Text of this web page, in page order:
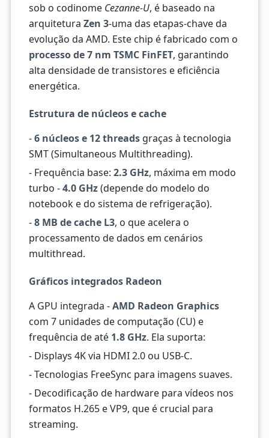
sob o codinome Cezanne-U, é baseado na
arquitetura Zen 3-uma das etapas-chave da
evolução da AMD. Este chip é fabricado com o
processo de 7 nm TSMC FinFET, garantindo
alta densidade de transistores e eficiência
energética.
Estrutura de núcleos e cache
-6 núcleos e 12 threadsgraças à tecnologia
SMT (Simultaneous Multithreading).
- Frequência base: 2.3 GHz, máxima em modo
turbo -4.0 GHz(depende do modelo do
notebook e do sistema de refrigeração).
-8 MB de cache L3, o que acelera o
processamento de dados em cenários
multithread.
Gráficos integrados Radeon
A GPU integrada -AMD Radeon Graphics
com 7 unidades de computação (CU) e
frequência de até 1.8 GHz. Ela suporta:
- Displays 4K via HDMI 2.0 ou USB-C.
- Tecnologias FreeSync para imagens suaves.
- Decodificação de hardware para vídeos nos
formatos H.265 e VP9, que é crucial para
streaming.